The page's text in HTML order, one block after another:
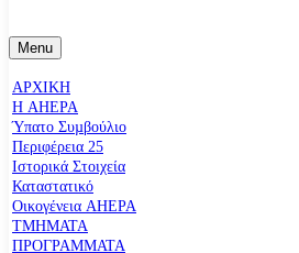
Menu
ΑΡΧΙΚΗ
Η AHEPA
Ύπατο Συµβούλιο
Περιφέρεια 25
Ιστορικά Στοιχεία
Καταστατικό
Οικογένεια AHEPA
ΤΜΗΜΑΤΑ
ΠΡΟΓΡΑΜΜΑΤΑ